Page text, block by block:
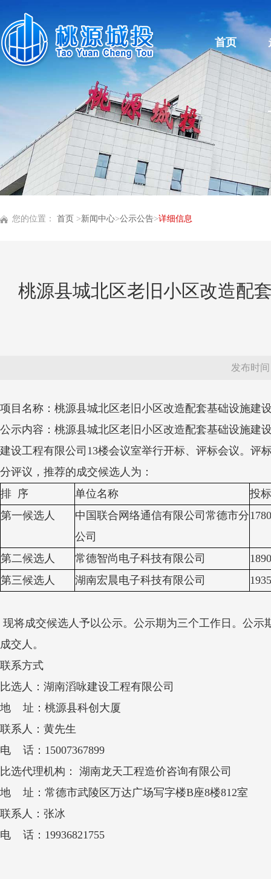
首页
您的位置： 首页 >新闻中心>公示公告>详细信息
桃源县城北区老旧小区改造配
发布时间
项目名称 ： 桃源县城北区老旧小区改造配套基础设施建
公示内容 ： 桃源县城北区老旧小区改造配套基础设施建
建设工程有限公司13楼会议室举行开标、评标会议。评
分评议，推荐的成交候选人为：
排 序
单位名称
投
第一候选人
中国联合网络通信有限公司常德市分
公司
第二候选人 常德智尚电子科技有限公司
第三候选人
湖南宏晨电子科技有限公司
现将成交候选人予以公示。公示期为三个工作日。公
成交人。
联系方式
比选人：湖南滔咏建设工程有限公司
地 址：桃源县科创大厦
联系人：黄先生
电 话：15007367899
比选代理机构： 湖南龙天工程造价咨询有限公司
地 址：常德市武陵区万达广场写字楼B座8楼812室
联系人：张冰
电 话：19936821755